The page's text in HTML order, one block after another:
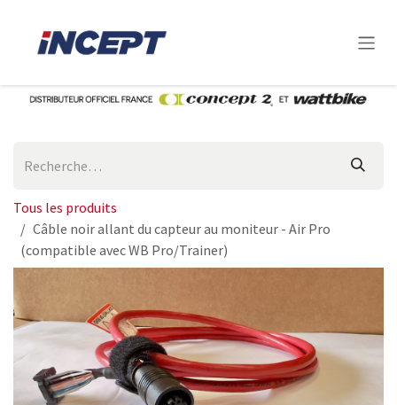
Tous les produits
Câble noir allant du capteur au moniteur - Air Pro
(compatible avec WB Pro/Trainer)